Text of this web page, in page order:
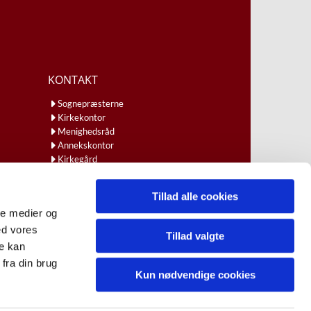
medier og
vores
kan
din brug
Tillad alle cookies
Tillad valgte
Kun nødvendige cookies
KONTAKT
Sognepræsterne
Kirkekontor
Menighedsråd
Annekskontor
Kirkegård